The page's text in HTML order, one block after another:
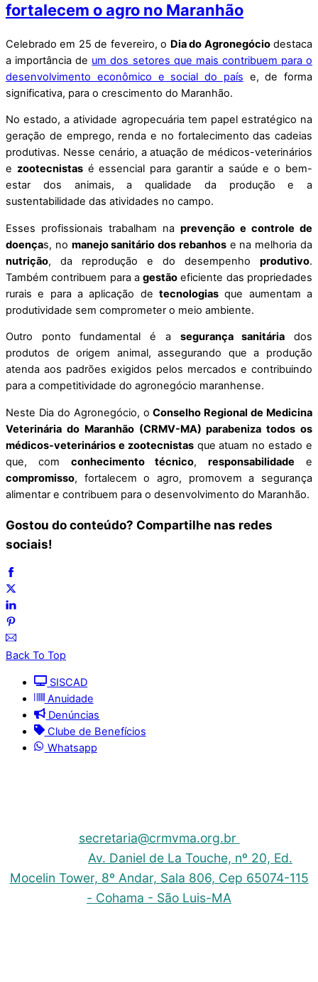
fortalecem o agro no Maranhão
Celebrado em 25 de fevereiro, o Dia do Agronegóciodestaca
a importância de um dos setores que mais contribuem para o
desenvolvimento econômico e social do país e, de forma
significativa, para o crescimento do Maranhão.
No estado, a atividade agropecuária tem papel estratégico na
geração de emprego, renda e no fortalecimento das cadeias
produtivas. Nesse cenário, a atuação de médicos-veterinários
e zootecnistasé essencial para garantir a saúde e o bem-
estar dos animais, a qualidade da produção e a
sustentabilidade das atividades no campo.
Esses profissionais trabalham na prevenção e controle de
doenças, no manejo sanitário dos rebanhose na melhoria da
nutrição, da reprodução e do desempenho produtivo.
Também contribuem para agestão eficiente das propriedades
rurais e para a aplicação de tecnologias que aumentam a
produtividade sem comprometer o meio ambiente.
Outro ponto fundamental é a segurança sanitária dos
produtos de origem animal, assegurando que a produção
atenda aos padrões exigidos pelos mercados e contribuindo
para a competitividade do agronegócio maranhense.
Neste Dia do Agronegócio, oConselho Regional de Medicina
Veterinária do Maranhão (CRMV-MA) parabeniza todos os
médicos-veterinários e zootecnistasque atuam no estado e
que, com conhecimento técnico,responsabilidade e
compromisso, fortalecem o agro, promovem a segurança
alimentar e contribuem para o desenvolvimento do Maranhão.
Gostou do conteúdo? Compartilhe nas redes
sociais!
Back To Top
SISCAD
Anuidade
Denúncias
Clube de Benefícios
Whatsapp
secretaria@crmvma.org.br
Av. Daniel de La Touche, nº 20, Ed.
Mocelin Tower, 8º Andar, Sala 806, Cep 65074-115
- Cohama - São Luis-MA